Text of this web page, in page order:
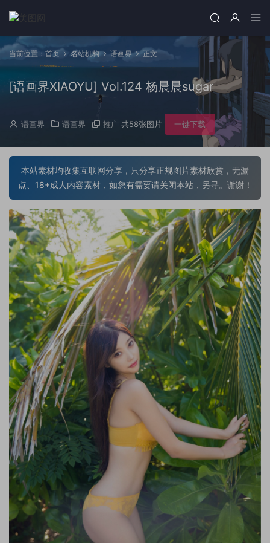
当前位置： 首页 名站机构 语画界 正文
[语画界XIAOYU] Vol.124 杨晨晨sugar
语画界 语画界 推广 共58张图片 一键下载
本站素材均收集互联网分享，只分享正规图片素材欣赏，无漏
点、18+成人内容素材，如您有需要请关闭本站，另寻。谢谢！